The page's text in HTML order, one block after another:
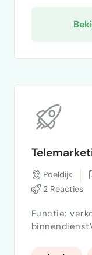
Poeldijk
2 Reacties
Functie:
zoeken, die